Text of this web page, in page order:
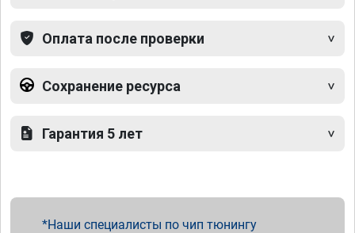
Оплата после проверки
Сохранение ресурса
Гарантия 5 лет
Наши специалисты по чип тюнингу